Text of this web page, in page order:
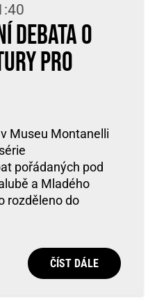
debata o
pro
Museu Montanelli
pořádaných pod
a Mladého
rozděleno do
ČÍST DÁLE